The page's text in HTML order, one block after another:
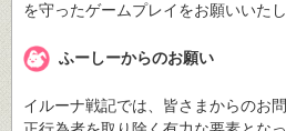
を守ったゲームプレイをお願いいたし
ふーしーからのお願い
イルーナ戦記では、皆さまからのお